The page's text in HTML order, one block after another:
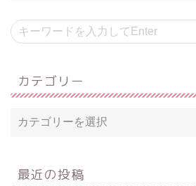
カテゴリー
最近の投稿